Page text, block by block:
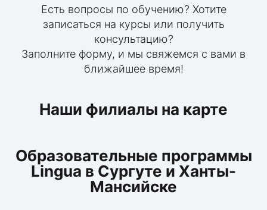
Есть вопросы по обучению? Хотите
записаться на курсы или получить
консультацию?
Заполните форму, и мы свяжемся с вами в
ближайшее время!
Наши филиалы на карте
Образовательные программы
Lingua в Сургуте и Ханты-
Мансийске